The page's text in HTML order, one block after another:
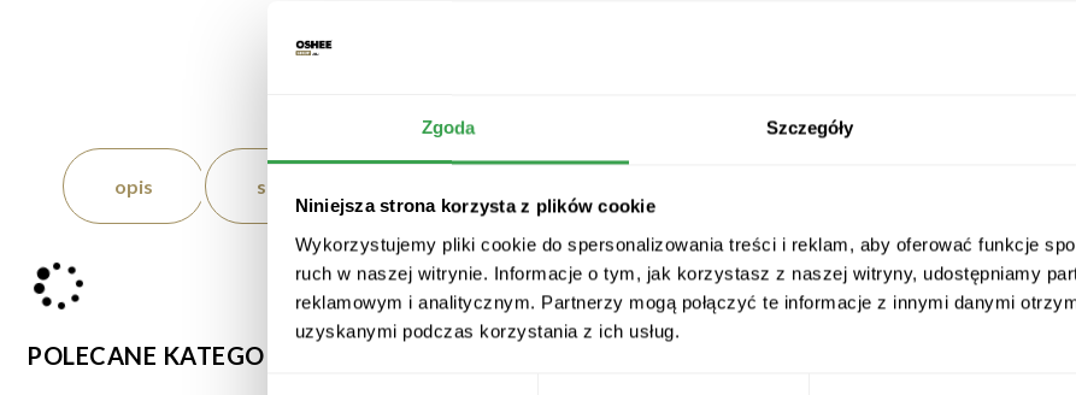
Zgoda Szczegóły
Niniejsza strona korzysta z plików cookie
Wykorzystujemy pliki cookie do spersonalizowania treści i reklam, aby oferować funkcje
ruch w naszej witrynie. Informacje o tym, jak korzystasz z naszej witryny, udostępniamy
reklamowym i analitycznym. Partnerzy mogą połączyć te informacje z innymi danymi
uzyskanymi podczas korzystania z ich usług.
opis skład
POLECANE KATEGORIE